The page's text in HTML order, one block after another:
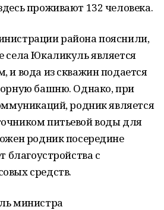
проживают 132 человека.
района пояснили,
села Юкаликуль является
и вода из скважин подается
башню. Однако, при
родник является
питьевой воды для
родник посередине
благоустройства с
средств.
министра